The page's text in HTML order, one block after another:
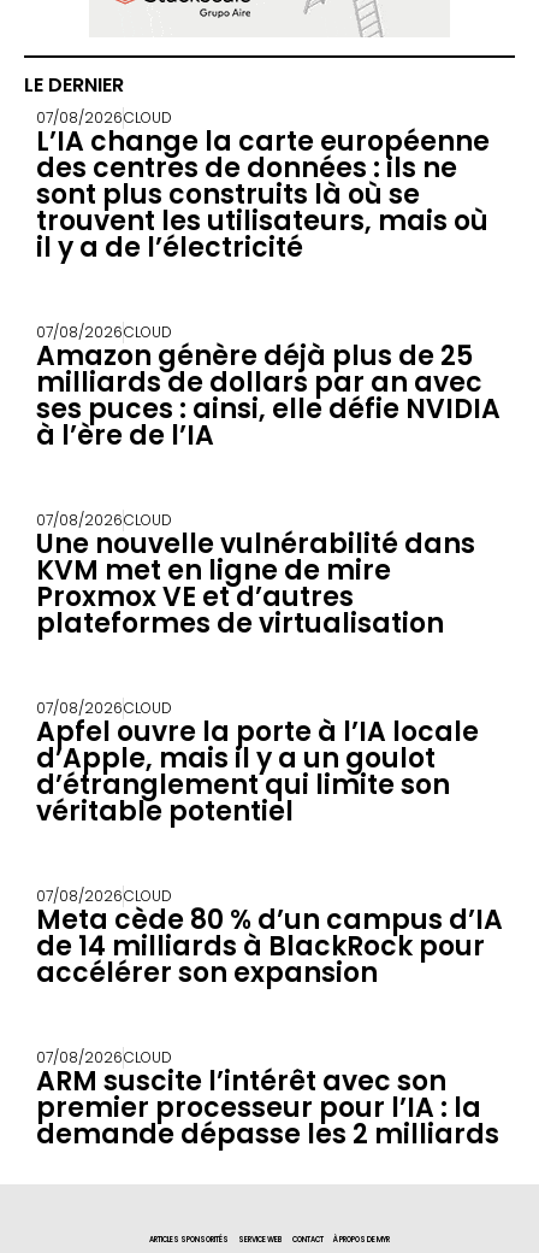
LE DERNIER
07/08/2026CLOUD
L’IA change la carte européenne
des centres de données : ils ne
sont plus construits là où se
trouvent les utilisateurs, mais où
il y a de l’électricité
07/08/2026CLOUD
Amazon génère déjà plus de 25
milliards de dollars par an avec
ses puces : ainsi, elle défie NVIDIA
à l’ère de l’IA
07/08/2026CLOUD
Une nouvelle vulnérabilité dans
KVM met en ligne de mire
Proxmox VE et d’autres
plateformes de virtualisation
07/08/2026CLOUD
Apfel ouvre la porte à l’IA locale
d’Apple, mais il y a un goulot
d’étranglement qui limite son
véritable potentiel
07/08/2026CLOUD
Meta cède 80 % d’un campus d’IA
de 14 milliards à BlackRock pour
accélérer son expansion
07/08/2026CLOUD
ARM suscite l’intérêt avec son
premier processeur pour l’IA : la
demande dépasse les 2 milliards
ARTICLES SPONSORITÉS SERVICE WEB CONTACT À PROPOS DE MYR